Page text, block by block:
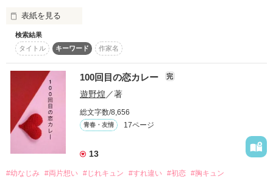
ジャンル
感想
ステータス 全て 完結 更新中
作品の長さ 長編
表紙を見る
6月15日マカロン文庫さまから発売されます
連載時より応援していただいた読者さま、
ありがとうございます！
文庫版では大幅に改稿し
番外編も書き下ろしておりますため
ぜひそちらもよろしくお願いします💕
。
「別に好きでもないが、嫌いでもない。
検索結果
タイトル
キーワード 作家名
100回目の恋カレー 完
遊野煌 ／著
総文字数/8,656
青春・友情 17ページ
13
#幼なじみ #両片想い #じれキュン #すれ違い #初恋 #胸キュン